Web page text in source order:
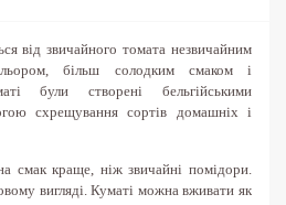
від звичайного томата незвичайним
більш солодким смаком і
були створені бельгійськими
схрещування сортів домашніх і
смак краще, ніж звичайні помідори.
вигляді. Куматі можна вживати як